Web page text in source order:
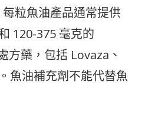
粒魚油產品通常提供
120-375 毫克的
方藥，包括 Lovaza、
魚油補充劑不能代替魚